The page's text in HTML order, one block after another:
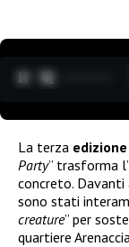
La terza edizione
Party” trasforma
concreto. Davanti
sono stati
creature” per
quartiere